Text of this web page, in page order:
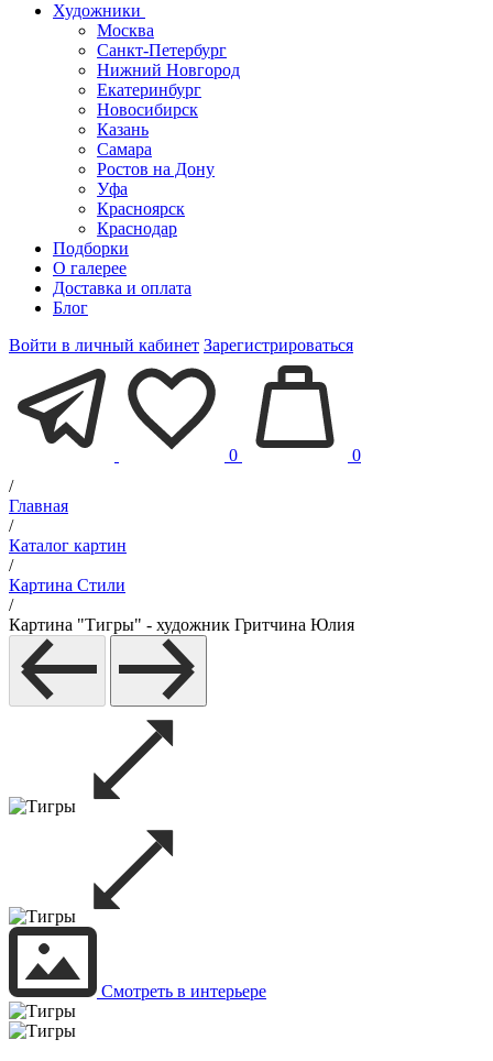
Художники
Москва
Санкт-Петербург
Нижний Новгород
Екатеринбург
Новосибирск
Казань
Самара
Ростов на Дону
Уфа
Красноярск
Краснодар
Подборки
О галерее
Доставка и оплата
Блог
Войти в личный кабинет Зарегистрироваться
0
0
/
Главная
/
Каталог картин
/
Картина Стили
/
Картина "Тигры" - художник Гритчина Юлия
Смотреть в интерьере